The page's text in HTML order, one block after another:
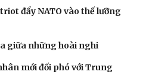
đẩy NATO vào thế lưỡng
giữa những hoài nghi
mới đối phó với Trung